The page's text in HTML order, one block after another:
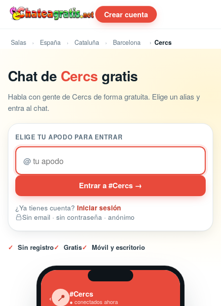
Crear cuenta
Salas España Cataluña Barcelona Cercs
Chat de Cercs gratis
Habla con gente de Cercs de forma gratuita. Elige un alias y
entra al chat.
ELIGE TU APODO PARA ENTRAR
@
Entrar a #Cercs →
¿Ya tienes cuenta? Iniciar sesión
Sin email · sin contraseña · anónimo
✓ Sin registro✓ Gratis✓ Móvil y escritorio
‹ 📍 #Cercs
● conectados ahora